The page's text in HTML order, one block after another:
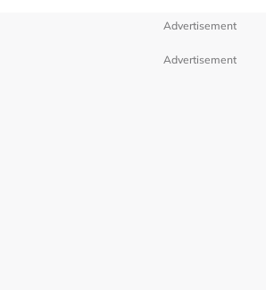
Advertisement
Advertisement